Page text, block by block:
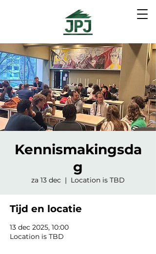
Kennismakingsda
g
za 13 dec
  |
Location is TBD
Tijd en locatie
13 dec 2025, 10:00
Location is TBD